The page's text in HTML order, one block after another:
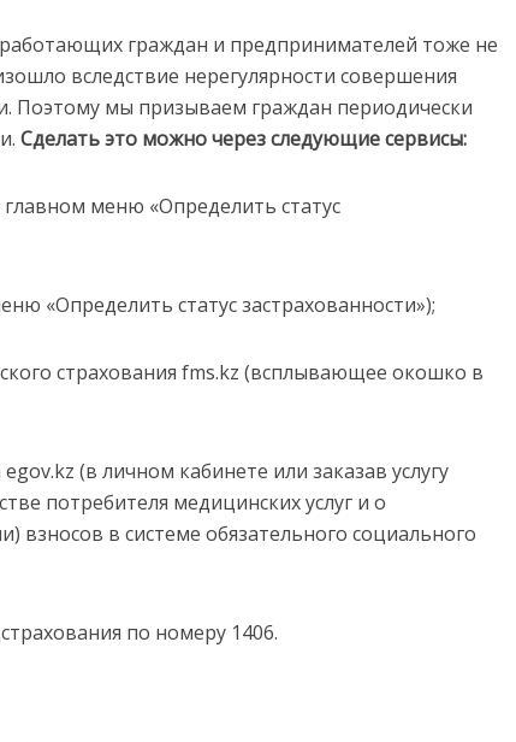
граждан и предпринимателей тоже не
вследствие нерегулярности совершения
Поэтому мы призываем граждан периодически
Сделать это можно через следующие сервисы:
меню «Определить статус
«Определить статус застрахованности»);
страхования fms.kz (всплывающее окошко в
(в личном кабинете или заказав услугу
потребителя медицинских услуг и о
взносов в системе обязательного социального
по номеру 1406.